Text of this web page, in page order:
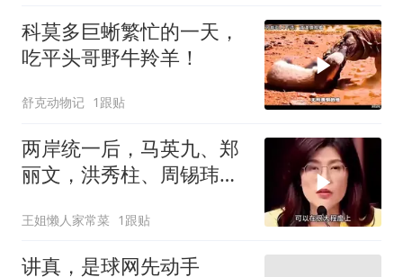
科莫多巨蜥繁忙的一天，
吃平头哥野牛羚羊！
舒克动物记 1跟贴
两岸统一后，马英九、郑
丽文，洪秀柱、周锡玮谁
王姐懒人家常菜 1跟贴
讲真，是球网先动手